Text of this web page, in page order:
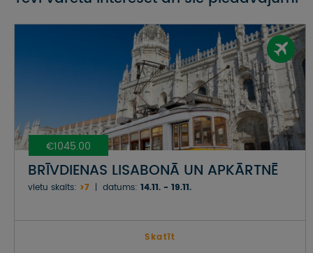
€1045.00
BRĪVDIENAS LISABONĀ UN APKĀRTNĒ
vietu skaits: >7 datums: 14.11. - 19.11.
Skatīt